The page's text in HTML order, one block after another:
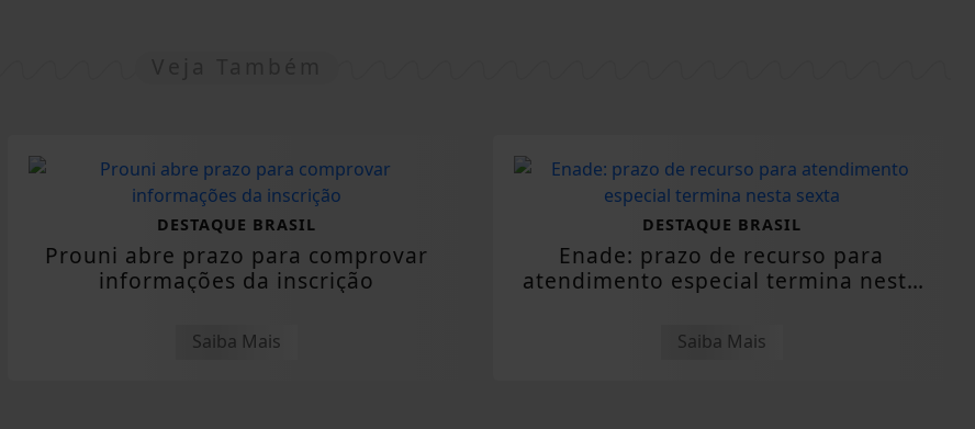
DESTAQUE BRASIL
Prouni abre prazo para comprovar
informações da inscrição
Saiba Mais
DESTAQUE BRASIL
Enade: prazo de recurso para
atendimento especial termina nesta
Saiba Mais